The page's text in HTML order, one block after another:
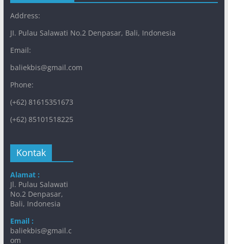
Address:
JI. Pulau Salawati No.2 Denpasar, Bali, Indonesia
Email:
baliekbis@gmail.com
Phone:
(+62) 81615351673
(+62) 85101518225
Kontak
Alamat :
Jl. Pulau Salawati
No.2 Denpasar,
Bali, Indonesia
Email :
baliekbis@gmail.c
om